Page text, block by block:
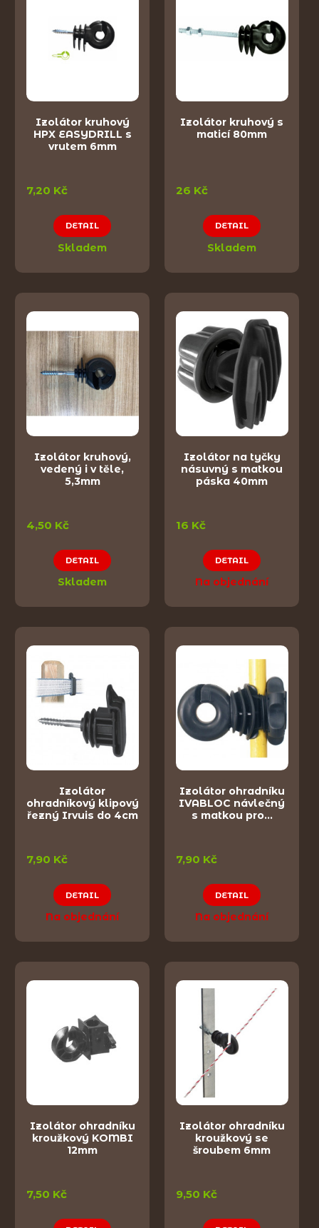
Izolátor kruhový
HPX EASYDRILL s
vrutem 6mm
7,20 Kč
DETAIL
Skladem
Izolátor kruhový s
maticí 80mm
26 Kč
DETAIL
Skladem
Izolátor kruhový,
vedený i v těle,
5,3mm
4,50 Kč
DETAIL
Skladem
Izolátor na tyčky
násuvný s matkou
páska 40mm
16 Kč
DETAIL
Na objednání
Izolátor
ohradníkový klipový
řezný Irvuis do 4cm
7,90 Kč
DETAIL
Na objednání
Izolátor ohradníku
IVABLOC návlečný
s matkou pro…
7,90 Kč
DETAIL
Na objednání
Izolátor ohradníku
kroužkový KOMBI
12mm
7,50 Kč
Izolátor ohradníku
kroužkový se
šroubem 6mm
9,50 Kč